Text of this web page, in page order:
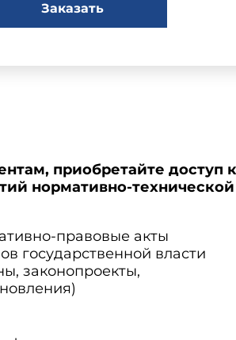
Заказать
приобретайте доступ
нормативно-
правовые акты
государственной власти
законопроекты,